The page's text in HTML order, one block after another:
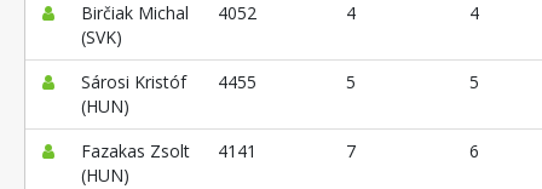
Birčiak Michal
(SVK)
4052 4 4
Sárosi Kristóf
(HUN)
4455 5 5
Fazakas Zsolt
(HUN)
4141 7 6